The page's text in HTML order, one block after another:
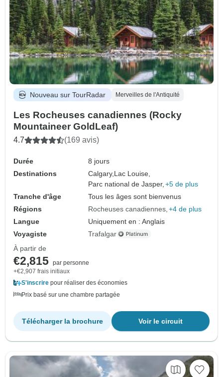
Nouveau sur TourRadar Merveilles de l'Antiquité
Les Rocheuses canadiennes (Rocky
Mountaineer GoldLeaf)
4.7 (169 avis)
Durée
8 jours
Destinations
Calgary, Lac Louise,
Parc national de Jasper, +5 de plus
Tranche d'âge
Tous les âges sont bienvenus
Régions
Rocheuses canadiennes +4 de plus
Langue
Uniquement en : Anglais
Voyagiste
Trafalgar
À partir de
€2,815 par personne
+€2,907 frais initiaux
S'inscrire pour réaliser des économies
Prix basé sur une chambre partagée
Voir le circuit
Télécharger la brochure